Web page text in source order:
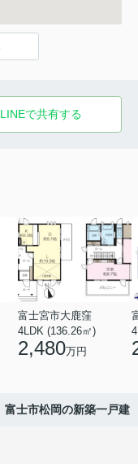
LINEで共有する
富士宮市大鹿窪
4LDK (136.26㎡)
2,480万円
富士市松岡の新築一戸建